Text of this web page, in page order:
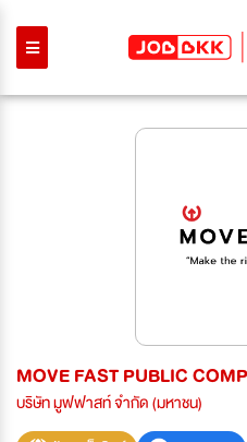
MOVE FAST PUBLIC
บริษัท มูฟฟาสท์ จำกัด (มหาชน)